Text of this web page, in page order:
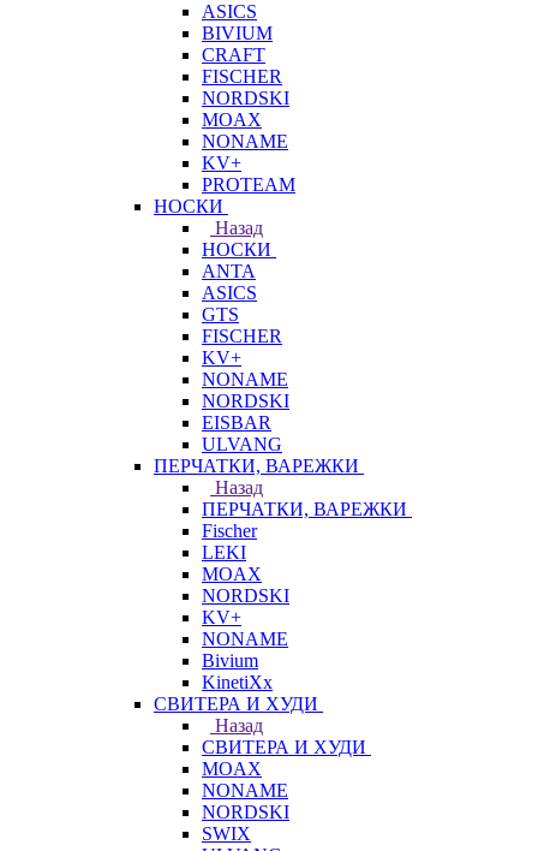
ASICS
BIVIUM
CRAFT
FISCHER
NORDSKI
MOAX
NONAME
KV+
PROTEAM
НОСКИ
Назад
НОСКИ
ANTA
ASICS
GTS
FISCHER
KV+
NONAME
NORDSKI
EISBAR
ULVANG
ПЕРЧАТКИ, ВАРЕЖКИ
Назад
ПЕРЧАТКИ, ВАРЕЖКИ
Fischer
LEKI
MOAX
NORDSKI
KV+
NONAME
Bivium
KinetiXx
СВИТЕРА И ХУДИ
Назад
СВИТЕРА И ХУДИ
MOAX
NONAME
NORDSKI
SWIX